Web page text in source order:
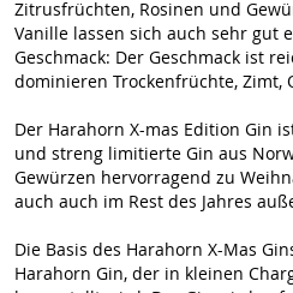
Zitrusfrüchten, Rosinen und
Vanille lassen sich auch sehr gut
Geschmack: Der Geschmack ist
dominieren Trockenfrüchte, Zimt,
Der Harahorn X-mas Edition Gin
und streng limitierte Gin aus
Gewürzen hervorragend zu
auch auch im Rest des Jahres
Die Basis des Harahorn X-Mas
Harahorn Gin, der in kleinen